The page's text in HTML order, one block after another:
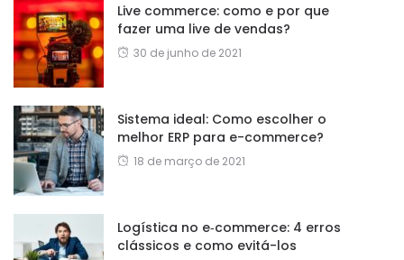
Live commerce: como e por que
fazer uma live de vendas?
30 de junho de 2021
Sistema ideal: Como escolher o
melhor ERP para e-commerce?
18 de março de 2021
Logística no e‑commerce: 4 erros
clássicos e como evitá-los